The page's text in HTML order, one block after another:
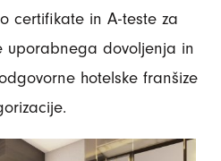
certifikate in A-teste za
uporabnega dovoljenja in
hotelske franšize